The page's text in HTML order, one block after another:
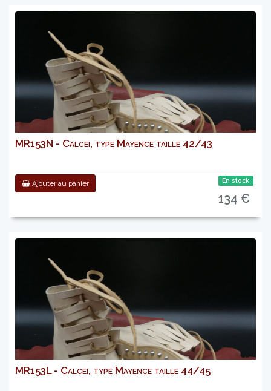
MR153N - Calcei, type Mayence taille 42/43
Ajouter au panier En stock
134 €
MR153L - Calcei, type Mayence taille 44/45